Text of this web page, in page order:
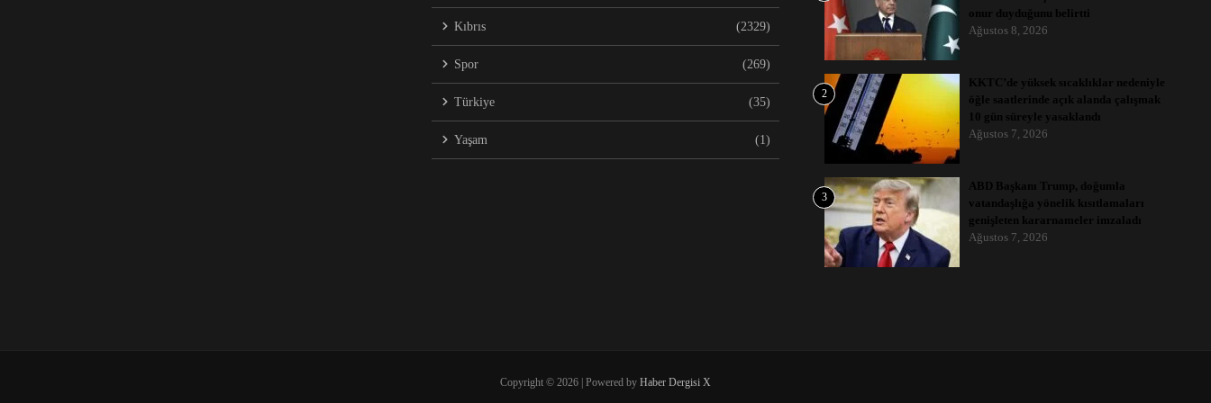
Kıbrıs (2329)
Spor (269)
Türkiye (35)
Yaşam (1)
onur duyduğunu belirtti
Ağustos 8, 2026
2
KKTC’de yüksek sıcaklıklar nedeniyle
öğle saatlerinde açık alanda çalışmak
10 gün süreyle yasaklandı
Ağustos 7, 2026
3
ABD Başkanı Trump, doğumla
vatandaşlığa yönelik kısıtlamaları
genişleten kararnameler imzaladı
Ağustos 7, 2026
Copyright © 2026 | Powered by Haber Dergisi X